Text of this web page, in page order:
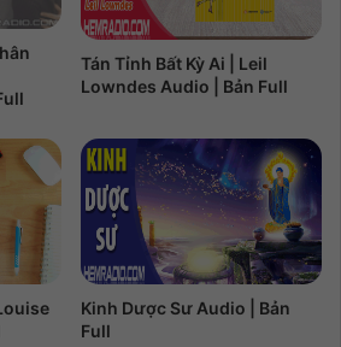
Tán Tỉnh Bất Kỳ Ai | Leil
Lowndes Audio | Bản Full
Kinh Dược Sư Audio | Bản
Full